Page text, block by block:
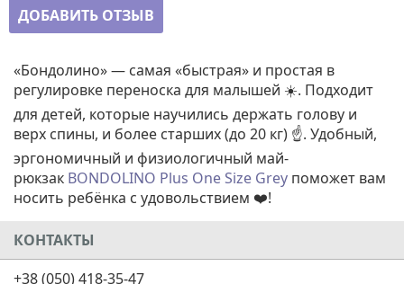
ДОБАВИТЬ ОТЗЫВ
«Бондолино» — самая «быстрая» и простая в
регулировке переноска для малышей ☀️. Подходит
для детей, которые научились держать голову и
верх спины, и более старших (до 20 кг) ☝️. Удобный,
эргономичный и физиологичный май-
рюкзак BONDOLINO Plus One Size Grey поможет вам
носить ребёнка с удовольствием ❤️!
КОНТАКТЫ
+38 (050) 418-35-47